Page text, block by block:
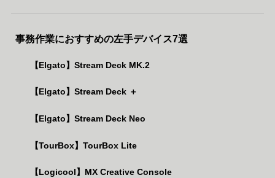
事務作業におすすめの左手デバイス7選
【Elgato】Stream Deck MK.2
【Elgato】Stream Deck ＋
【Elgato】Stream Deck Neo
【TourBox】TourBox Lite
【Logicool】MX Creative Console